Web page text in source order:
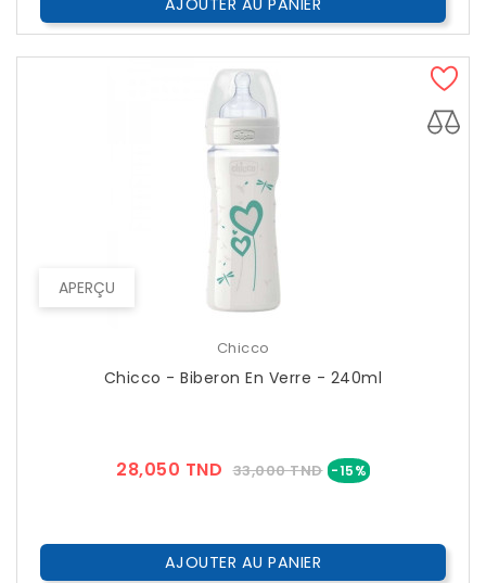
AJOUTER AU PANIER
APERÇU
Chicco
Chicco - Biberon En Verre - 240ml
28,050 TND Prix
33,000 TND -15%Prix
AJOUTER AU PANIER